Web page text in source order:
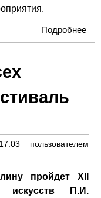
Подробнее
пользователем
пройдет XII
искусств П.И.